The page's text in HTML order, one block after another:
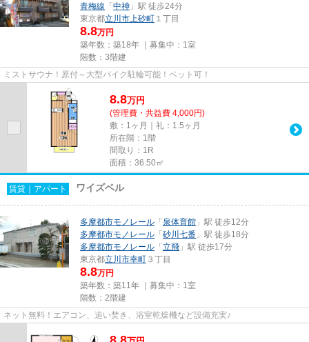
青梅線 「中神 」駅 徒歩24分
東京都立川市 上砂町 １丁目
8.8万円
築年数：築18年 ｜募集中： 1室
階数：3階建
ミストサウナ！原付～大型バイク駐輪可能！ペット可！
8.8万円
(管理費・共益費 4,000円)
敷：1ヶ月｜礼：1.5ヶ月
所在階：1階
間取り：1R
面積：36.50㎡
賃貸｜アパート ワイズベル
多摩都市モノレール 「泉体育館 」駅 徒歩12分
多摩都市モノレール 「砂川七番 」駅 徒歩18分
多摩都市モノレール 「立飛 」駅 徒歩17分
東京都立川市幸町 ３丁目
8.8万円
築年数：築11年 ｜募集中： 1室
階数：2階建
ネット無料！エアコン、追い焚き、浴室乾燥機など設備充実♪